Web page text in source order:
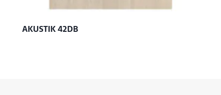
AKUSTIK 42DB